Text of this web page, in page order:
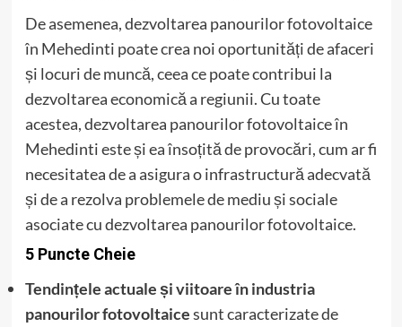
De asemenea, dezvoltarea panourilor fotovoltaice
în Mehedinti poate crea noi oportunități de afaceri
și locuri de muncă, ceea ce poate contribui la
dezvoltarea economică a regiunii. Cu toate
acestea, dezvoltarea panourilor fotovoltaice în
Mehedinti este și ea însoțită de provocări, cum ar fi
necesitatea de a asigura o infrastructură adecvată
și de a rezolva problemele de mediu și sociale
asociate cu dezvoltarea panourilor fotovoltaice.
5 Puncte Cheie
Tendințele actuale și viitoare în industria
panourilor fotovoltaicesunt caracterizate de